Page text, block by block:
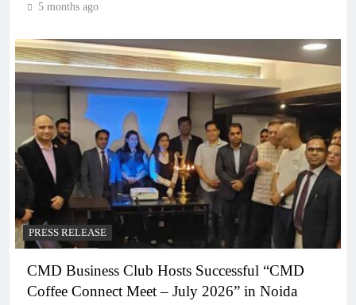
5 months ago
PRESS RELEASE
CMD Business Club Hosts Successful “CMD
Coffee Connect Meet – July 2026” in Noida